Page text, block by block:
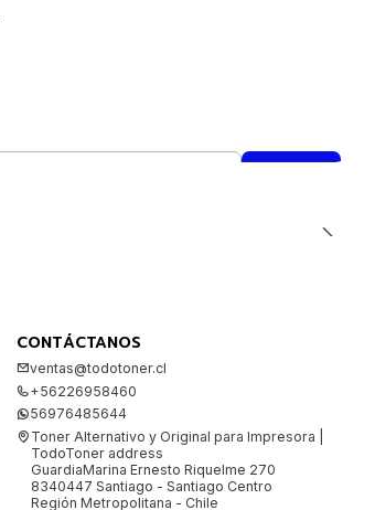
CONTÁCTANOS
ventas@todotoner.cl
+56226958460
56976485644
Toner Alternativo y Original para Impresora |
TodoToner address
GuardiaMarina Ernesto Riquelme 270
8340447 Santiago - Santiago Centro
Región Metropolitana - Chile